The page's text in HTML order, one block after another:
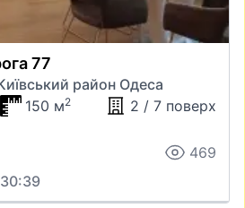
77
район Одеса
150 м2 2 / 7 поверх
469